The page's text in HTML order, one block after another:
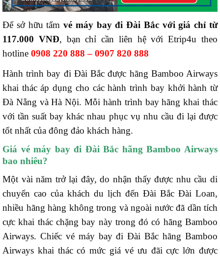
Để sở hữu tấm vé máy bay đi Đài Bắc với giá chỉ từ
117.000 VNĐ, bạn chỉ cần liên hệ với Etrip4u theo
hotline 0908 220 888 – 0907 820 888
Hành trình bay đi Đài Bắc được hãng Bamboo Airways
khai thác áp dụng cho các hành trình bay khởi hành từ
Đà Nẵng và Hà Nội. Mỗi hành trình bay hãng khai thác
với tần suất bay khác nhau phục vụ nhu cầu đi lại được
tốt nhất của đông đảo khách hàng.
Giá vé máy bay đi Đài Bắc hãng Bamboo Airways
bao nhiêu?
Một vài năm trở lại đây, do nhận thấy được nhu cầu di
chuyển cao của khách du lịch đến Đài Bắc Đài Loan,
nhiều hãng hàng không trong và ngoài nước đã dần tích
cực khai thác chặng bay này trong đó có hãng Bamboo
Airways. Chiếc vé máy bay đi Đài Bắc hãng Bamboo
Airways khai thác có mức giá vé ưu đãi cực lớn được